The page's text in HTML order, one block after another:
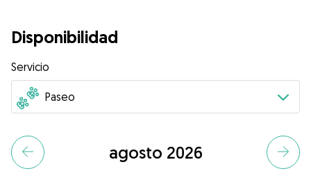
Disponibilidad
Servicio
agosto 2026